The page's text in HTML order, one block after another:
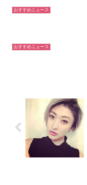
おすすめニュース
おすすめニュース